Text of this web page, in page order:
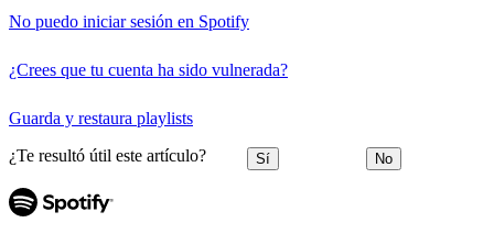
No puedo iniciar sesión en Spotify
¿Crees que tu cuenta ha sido vulnerada?
Guarda y restaura playlists
¿Te resultó útil este artículo? Sí No